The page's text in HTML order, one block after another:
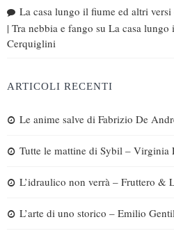
La casa lungo il fiume ed altri
| Tra nebbia e fango su La casa lungo
Cerquiglini
ARTICOLI RECENTI
Le anime salve di Fabrizio De
Tutte le mattine di Sybil – Virginia
L’idraulico non verrà – Fruttero &
L’arte di uno storico – Emilio